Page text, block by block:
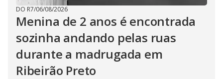
DO R7/06/08/2026
Menina de 2 anos é encontrada
sozinha andando pelas ruas
durante a madrugada em
Ribeirão Preto